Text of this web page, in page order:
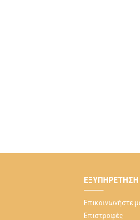
Επικοινωνήστε
Επιστροφές